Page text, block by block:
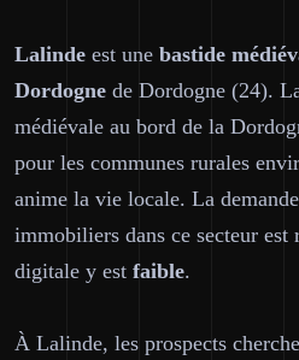
Lalinde est une bastide
Dordogne de Dordogne (24).
médiévale au bord de la
pour les communes rurales
anime la vie locale. La
immobiliers dans ce secteur
digitale y est faible.
À Lalinde, les prospects